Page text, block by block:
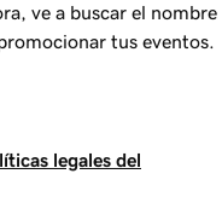
ve a buscar el nombre
tus eventos.
legales del